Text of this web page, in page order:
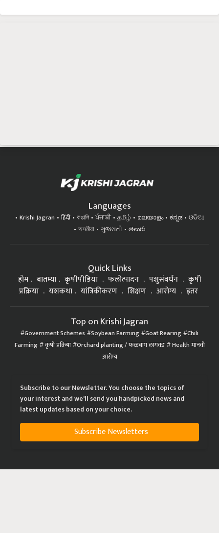
Languages
Krishi Jagran हिंदी বাঙালি ਪੰਜਾਬੀ தமிழ் മലയാളം ಕನ್ನಡ
ଓଡିଆ
অসমীয়া
ગુજરાતી తెలుగు
Quick Links
होम बातम्या कृषीपीडिया फलोत्पादन पशुसंवर्धन
कृषी
प्रक्रिया
यशकथा यांत्रिकीकरण शिक्षण आरोग्य इतर
Top on Krishi Jagran
Government Schemes Soybean Farming Goat Rearing Chili
Farming कृषी प्रक्रिया Orchard planting / फळबाग लागवड Health मानवी
आरोग्य
Subscribe to our Newsletter. You choose the topics of
your interest and we'll send you handpicked news and
latest updates based on your choice.
Subscribe Newsletters